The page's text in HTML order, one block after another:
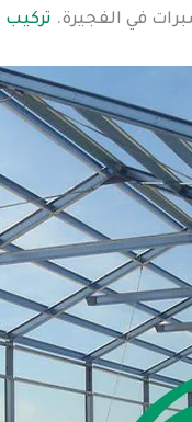
في الفجيرة.